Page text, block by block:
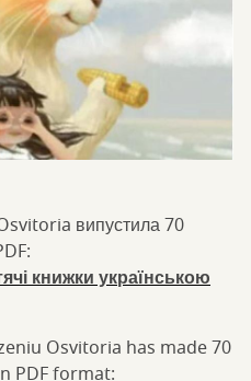
випустила 70
книжки українською
Osvitoria has made 70
PDF format: